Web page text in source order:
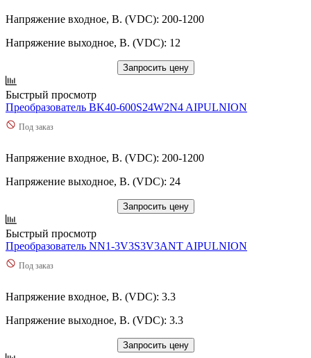
Напряжение входное, В. (VDC): 200-1200
Напряжение выходное, В. (VDC): 12
Запросить цену
Быстрый просмотр
Преобразователь BK40-600S24W2N4 AIPULNION
Под заказ
Напряжение входное, В. (VDC): 200-1200
Напряжение выходное, В. (VDC): 24
Запросить цену
Быстрый просмотр
Преобразователь NN1-3V3S3V3ANT AIPULNION
Под заказ
Напряжение входное, В. (VDC): 3.3
Напряжение выходное, В. (VDC): 3.3
Запросить цену